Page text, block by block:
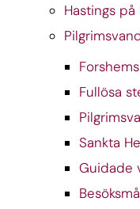
Hastings
Fullösa
Sankta
Guidade